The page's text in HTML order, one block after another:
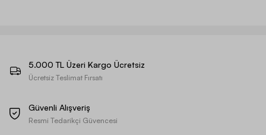
5.000 TL Üzeri Kargo Ücretsiz
Ücretsiz Teslimat Fırsatı
Güvenli Alışveriş
Resmi Tedarikçi Güvencesi